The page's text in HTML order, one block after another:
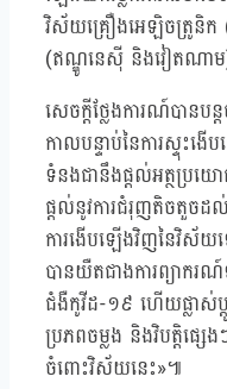
វិស័យគ្រឿងអេឡិចត្រូនិ
(ឥណ្ឌូនេស៊ី និងវៀតណា
សេចក្តីថ្លែងការណ៍បានប
កាលបន្ទាប់នៃការស្ទុះង
ទំនងជានឹងផ្តល់អត្ថប្រយោ
ផ្តល់នូវការជំរុញតិចតួច
ការងើបឡើងវិញនៃវិស័
បានយឺតជាងការព្យាក
ជំងឺកូវីដ-១៩ ហើយផ្លាស់
ប្រភពចម្លង និងវិបត្តិផ្ស
ចំពោះវិស័យនេះ»៕